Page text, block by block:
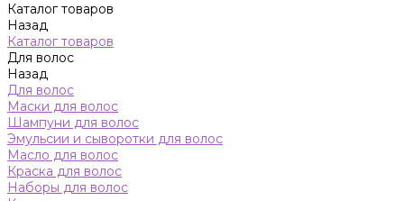
Каталог товаров
Назад
Каталог товаров
Для волос
Назад
Для волос
Маски для волос
Шампуни для волос
Эмульсии и сыворотки для волос
Масло для волос
Краска для волос
Наборы для волос